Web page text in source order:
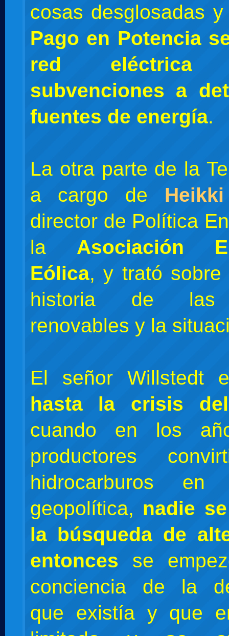
cosas desglosadas
Pago en Potencia
red
subvenciones a
fuentes de energía.
La otra parte de la
a cargo de
director de Política
la Asociación
Eólica, y trató sobre
historia de las
renovables y la
El señor Willstedt
hasta la crisis
cuando en los
productores
hidrocarburos
geopolítica, nadie
la búsqueda de
entonces se
conciencia de la
que existía y que